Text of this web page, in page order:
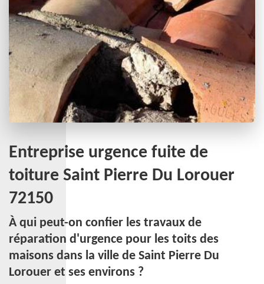
Entreprise urgence fuite de
toiture Saint Pierre Du Lorouer
72150
À qui peut-on confier les travaux de
réparation d'urgence pour les toits des
maisons dans la ville de Saint Pierre Du
Lorouer et ses environs ?